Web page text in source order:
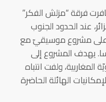
فرقة “مزلش الفكر”
عند الحدود الجنوب
على مشروع موسيقيّ مع
يهدف المشروع إلى
المغاربية، ولفت انتباه
الهائلة الحاضرة